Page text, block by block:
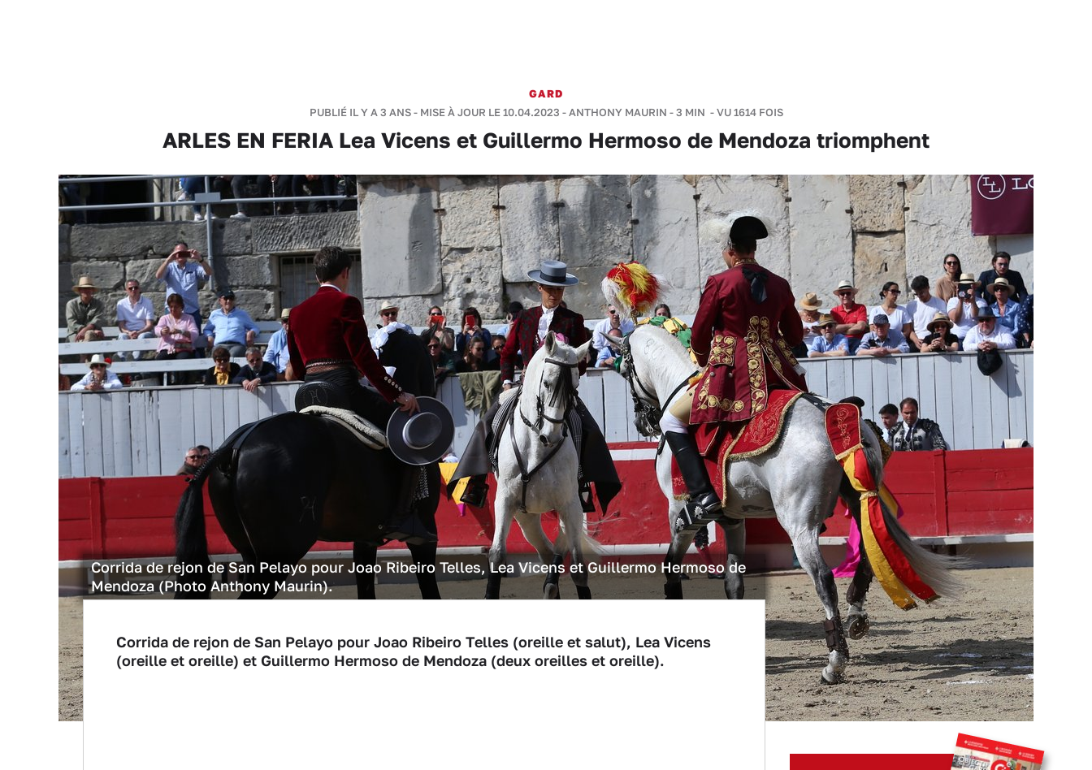
GARD
PUBLIÉ IL Y A 3 ANS - MISE À JOUR LE 10.04.2023 -ANTHONY MAURIN -3 MIN - VU 1614 FOIS
ARLES EN FERIA Lea Vicens et Guillermo Hermoso de Mendoza triomphent
Corrida de rejon de San Pelayo pour Joao Ribeiro Telles, Lea Vicens et Guillermo Hermoso de
Mendoza (Photo Anthony Maurin).
Corrida de rejon de San Pelayo pour Joao Ribeiro Telles (oreille et salut), Lea Vicens
(oreille et oreille) et Guillermo Hermoso de Mendoza (deux oreilles et oreille).